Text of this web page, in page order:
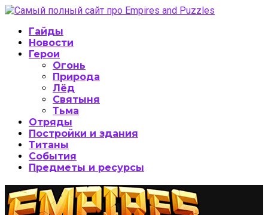
Гайды
Новости
Герои
Огонь
Природа
Лёд
Святыня
Тьма
Отряды
Постройки и здания
Титаны
События
Предметы и ресурсы